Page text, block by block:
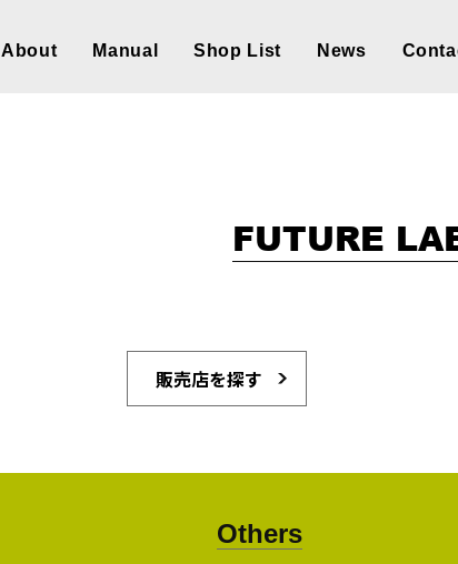
About Manual Shop List News
FUTURE
販売店を探す
Others